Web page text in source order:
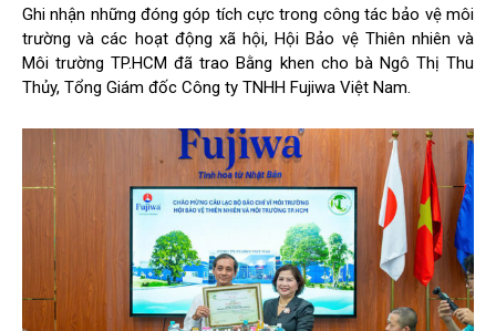
Ghi nhận những đóng góp tích cực trong công tác bảo vệ môi
trường và các hoạt động xã hội, Hội Bảo vệ Thiên nhiên và
Môi trường TP.HCM đã trao Bằng khen cho bà Ngô Thị Thu
Thủy, Tổng Giám đốc Công ty TNHH Fujiwa Việt Nam.